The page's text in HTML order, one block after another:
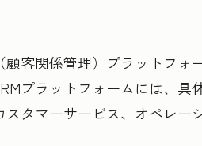
客関係管理）プラットフォ
プラットフォームには、
タマーサービス、オペレ